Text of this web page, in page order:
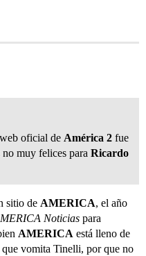
oficial de América 2 fue
muy felices para Ricardo
sitio de AMERICA, el año
Noticias para
AMERICA está lleno de
vomita Tinelli, por que no